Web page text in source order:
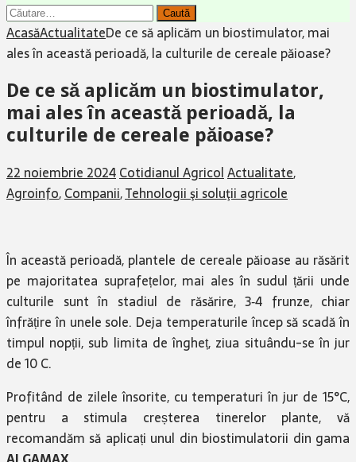
Caută
după:
AcasăActualitateDe ce să aplicăm un biostimulator, mai
ales în această perioadă, la culturile de cereale păioase?
De ce să aplicăm un biostimulator,
mai ales în această perioadă, la
culturile de cereale păioase?
22 noiembrie 2024Cotidianul AgricolActualitate,
Agroinfo,Companii,Tehnologii şi soluţii agricole
În această perioadă, plantele de cereale păioase au răsărit
pe majoritatea suprafețelor, mai ales în sudul țării unde
culturile sunt în stadiul de răsărire, 3‑4 frunze, chiar
înfrățire în unele sole. Deja temperaturile încep să scadă în
timpul nopții, sub limita de îngheț, ziua situându-se în jur
de 10 C.
Profitând de zilele însorite, cu temperaturi în jur de 15°C,
pentru a stimula creșterea tinerelor plante, vă
recomandăm să aplicați unul din biostimulatorii din gama